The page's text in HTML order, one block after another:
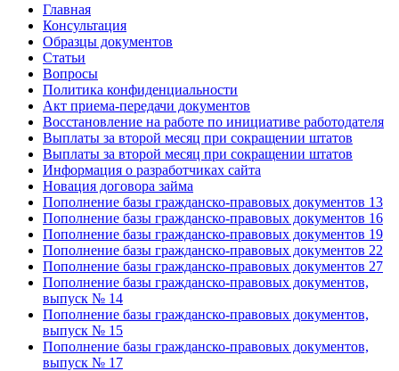
Главная
Консультация
Образцы документов
Статьи
Вопросы
Политика конфиденциальности
Акт приема-передачи документов
Восстановление на работе по инициативе работодателя
Выплаты за второй месяц при сокращении штатов
Выплаты за второй месяц при сокращении штатов
Информация о разработчиках сайта
Новация договора займа
Пополнение базы гражданско-правовых документов 13
Пополнение базы гражданско-правовых документов 16
Пополнение базы гражданско-правовых документов 19
Пополнение базы гражданско-правовых документов 22
Пополнение базы гражданско-правовых документов 27
Пополнение базы гражданско-правовых документов,
выпуск № 14
Пополнение базы гражданско-правовых документов,
выпуск № 15
Пополнение базы гражданско-правовых документов,
выпуск № 17